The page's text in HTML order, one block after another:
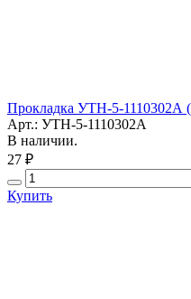
Прокладка УТН-5-1110302А
Арт.: УТН-5-1110302А
В наличии.
27 ₽
Купить